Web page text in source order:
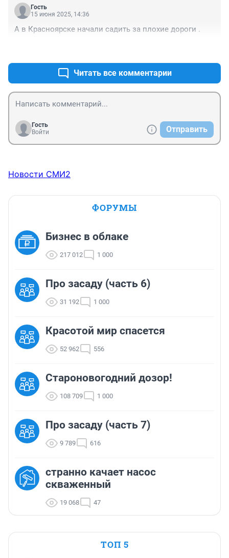
третьего кольца фурам нельзя ездить. Новосиб город
фур.
Гость
15 июня 2025, 14:36
А в Красноярске начали садить за плохие дороги .
Читать все комментарии
Гость
Войти
Отправить
Новости СМИ2
ФОРУМЫ
Бизнес в облаке
217 012 1 000
Про засаду (часть 6)
31 192 1 000
Красотой мир спасется
52 962 556
Староновогодний дозор!
108 709 1 000
Про засаду (часть 7)
9 789 616
странно качает насос
скваженный
19 068 47
ТОП 5